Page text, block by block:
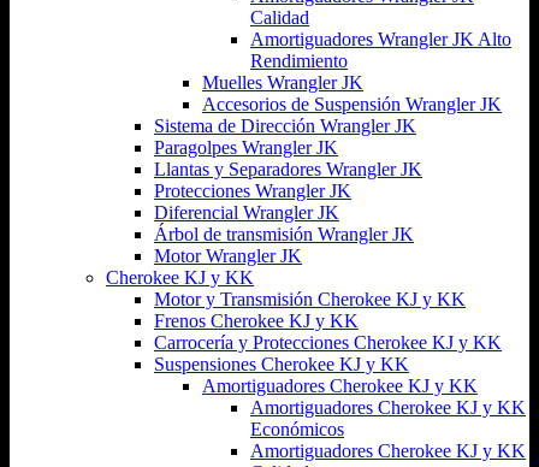
Calidad
Amortiguadores Wrangler JK Alto
Rendimiento
Muelles Wrangler JK
Accesorios de Suspensión Wrangler JK
Sistema de Dirección Wrangler JK
Paragolpes Wrangler JK
Llantas y Separadores Wrangler JK
Protecciones Wrangler JK
Diferencial Wrangler JK
Árbol de transmisión Wrangler JK
Motor Wrangler JK
Cherokee KJ y KK
Motor y Transmisión Cherokee KJ y KK
Frenos Cherokee KJ y KK
Carrocería y Protecciones Cherokee KJ y KK
Suspensiones Cherokee KJ y KK
Amortiguadores Cherokee KJ y KK
Amortiguadores Cherokee KJ y KK
Económicos
Amortiguadores Cherokee KJ y KK